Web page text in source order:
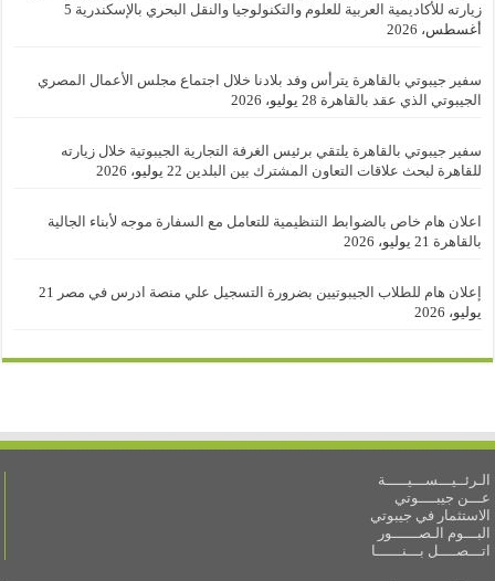
زيارته للأكاديمية العربية للعلوم والتكنولوجيا والنقل البحري بالإسكندرية 5
أغسطس، 2026
سفير جيبوتي بالقاهرة يترأس وفد بلادنا خلال اجتماع مجلس الأعمال المصري
الجيبوتي الذي عقد بالقاهرة 28 يوليو، 2026
سفير جيبوتي بالقاهرة يلتقي برئيس الغرفة التجارية الجيبوتية خلال زيارته
للقاهرة لبحث علاقات التعاون المشترك بين البلدين 22 يوليو، 2026
اعلان هام خاص بالضوابط التنظيمية للتعامل مع السفارة موجه لأبناء الجالية
بالقاهرة 21 يوليو، 2026
إعلان هام للطلاب الجيبوتيين بضرورة التسجيل علي منصة ادرس في مصر 21
يوليو، 2026
الـرئــيـــســـيـــــة
عـــن جيبــــوتي
الاستثمار في جيبوتي
البـــوم الـصــــــور
اتـــصــــل بـــنــــــا